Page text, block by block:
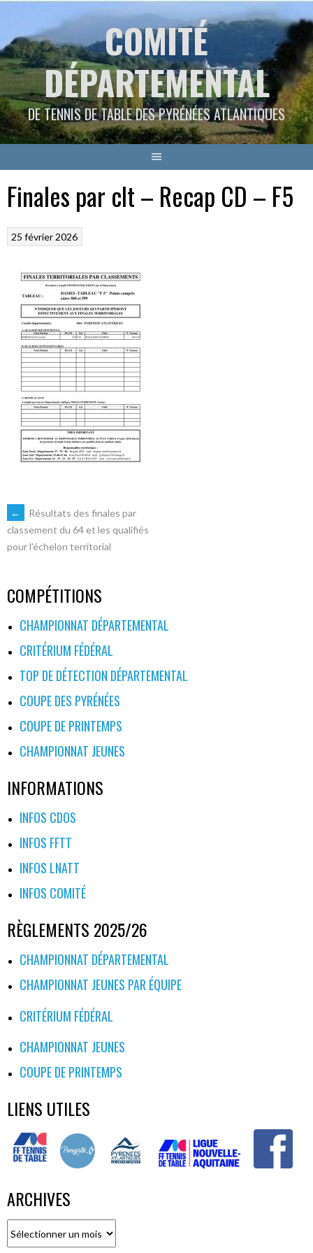
contenu
COMITÉ
DÉPARTEMENTAL
DE TENNIS DE TABLE DES PYRÉNÉES ATLANTIQUES
Finales par clt – Recap CD – F5
25 février 2026
NAVIGATION
DES
ARTICLES
←
Résultats des finales par
classement du 64 et les qualifiés
pour l’échelon territorial
COMPÉTITIONS
CHAMPIONNAT DÉPARTEMENTAL
CRITÉRIUM FÉDÉRAL
TOP DE DÉTECTION DÉPARTEMENTAL
COUPE DES PYRÉNÉES
COUPE DE PRINTEMPS
CHAMPIONNAT JEUNES
INFORMATIONS
INFOS CDOS
INFOS FFTT
INFOS LNATT
INFOS COMITÉ
RÈGLEMENTS 2025/26
CHAMPIONNAT DÉPARTEMENTAL
CHAMPIONNAT JEUNES PAR ÉQUIPE
CRITÉRIUM FÉDÉRAL
CHAMPIONNAT JEUNES
COUPE DE PRINTEMPS
LIENS UTILES
ARCHIVES